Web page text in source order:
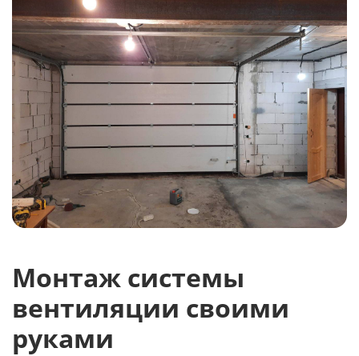
Монтаж системы
вентиляции своими
руками